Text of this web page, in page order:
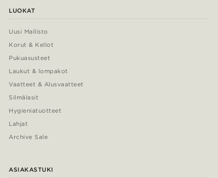
LUOKAT
Uusi Mallisto
Korut & Kellot
Pukuasusteet
Laukut & lompakot
Vaatteet & Alusvaatteet
Silmälasit
Hygieniatuotteet
Lahjat
Archive Sale
ASIAKASTUKI